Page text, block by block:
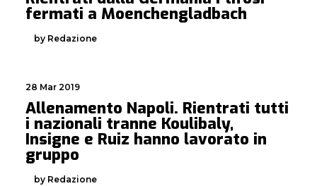
fermati a Moenchengladbach
by Redazione
28 Mar 2019
Allenamento Napoli. Rientrati tutti
i nazionali tranne Koulibaly,
Insigne e Ruiz hanno lavorato in
gruppo
by Redazione